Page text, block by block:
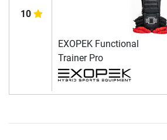
10
EXOPEK Functional
Trainer Pro